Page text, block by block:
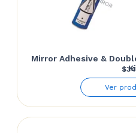
Mirror Adhesive &
$
Ver